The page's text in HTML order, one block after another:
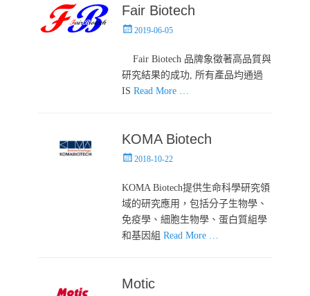
Fair Biotech
Posted2019-06-05
Fair Biotech 品牌象徵著高品質與
研究結果的成功, 所有產品均通過
ISRead More …
KOMA Biotech
Posted2018-10-22
KOMA Biotech提供生命科學研究領
域的研究應用，包括分子生物學、
免疫學、細胞生物學、蛋白質組學
和基因組Read More …
Motic